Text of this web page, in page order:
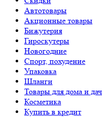
Автотовары
Акционные товары
Бижутерия
Гироскутеры
Новогодние
Спорт, похудение
Упаковка
Шланги
Товары для дома и
Косметика
Купить в кредит